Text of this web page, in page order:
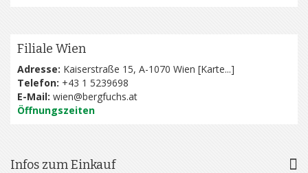
Filiale Wien
Adresse: Kaiserstraße 15, A-1070 Wien [Karte...]
Telefon: +43 1 5239698
E-Mail: wien@bergfuchs.at
Öffnungszeiten
Infos zum Einkauf